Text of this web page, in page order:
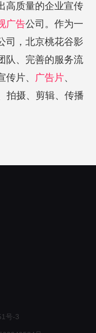
高质量的企业宣传
广告公司。作为一
司，北京桃花谷影
队、完善的服务流
片、
广告片、
拍摄、剪辑、传播
号-3